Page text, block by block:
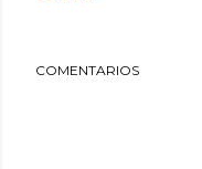
COMENTARIOS